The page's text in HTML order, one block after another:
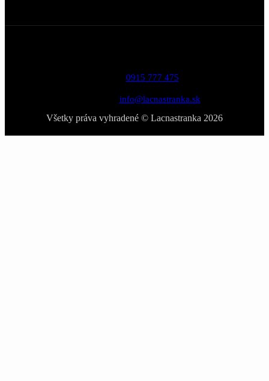
0915 777 475
info@lacnastranka.sk
Všetky práva vyhradené © Lacnastranka 2026